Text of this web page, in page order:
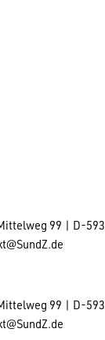
99 | D-
99 | D-